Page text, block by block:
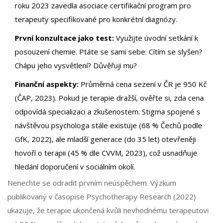
roku 2023 zavedla asociace certifikační program pro
terapeuty specifikované pro konkrétní diagnózy.
První konzultace jako test: Využijte úvodní setkání k
posouzení chemie. Ptáte se sami sebe: Cítím se slyšen?
Chápu jeho vysvětlení? Důvěřuji mu?
Finanční aspekty: Průměrná cena sezení v ČR je 950 Kč
(ČAP, 2023). Pokud je terapie dražší, ověřte si, zda cena
odpovídá specializaci a zkušenostem. Stigma spojené s
návštěvou psychologa stále existuje (68 % Čechů podle
GfK, 2022), ale mladší generace (do 35 let) otevřeněji
hovoří o terapii (45 % dle CVVM, 2023), což usnadňuje
hledání doporučení v sociálním okolí.
Nenechte se odradit prvním neúspěchem. Výzkum
publikovaný v časopise Psychotherapy Research (2022)
ukazuje, že terapie ukončená kvůli nevhodnému terapeutovi